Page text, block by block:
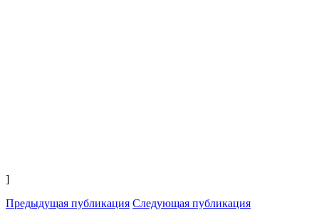
]
Предыдущая публикация Следующая публикация